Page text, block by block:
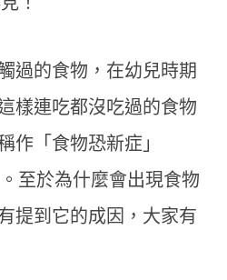
過的食物，在幼兒時期
樣連吃都沒吃過的食物
作「食物恐新症」
至於為什麼會出現食物
提到它的成因，大家有